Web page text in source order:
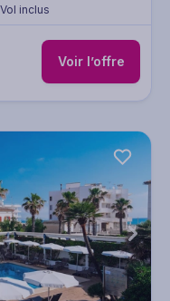
Vol inclus
Voir l’offre